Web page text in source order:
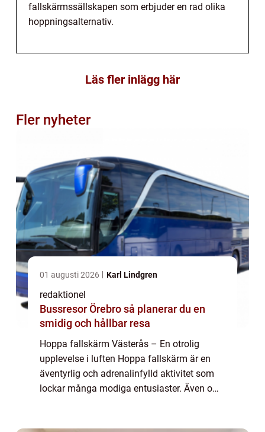
fallskärmssällskapen som erbjuder en rad olika
hoppningsalternativ.
Läs fler inlägg här
Fler nyheter
01 augusti 2026 Karl Lindgren
redaktionel
Bussresor Örebro så planerar du en
smidig och hållbar resa
Hoppa fallskärm Västerås – En otrolig
upplevelse i luften Hoppa fallskärm är en
äventyrlig och adrenalinfylld aktivitet som
lockar många modiga entusiaster. Även om